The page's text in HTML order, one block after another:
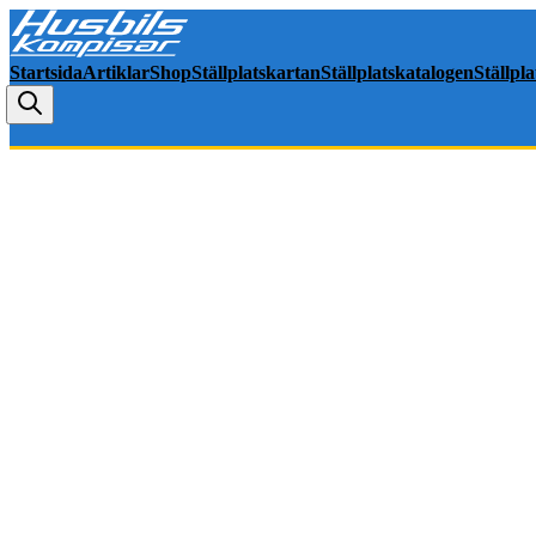
StartsidaArtiklarShopStällplatskartanStällplatskatalogen